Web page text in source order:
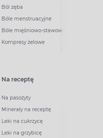
Ból zęba
Bóle menstruacyjne
Bóle mięśniowo-stawowe
Kompresy żelowe
Na receptę
Na pasożyty
Minerały na receptę
Leki na cukrzycę
Leki na grzybicę